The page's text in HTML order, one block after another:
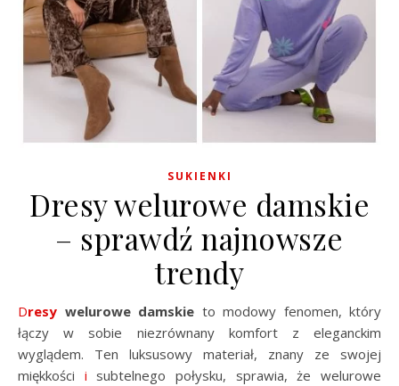
SUKIENKI
Dresy welurowe damskie
– sprawdź najnowsze
trendy
Dresy welurowe damskie to modowy fenomen, który
łączy w sobie niezrównany komfort z eleganckim
wyglądem. Ten luksusowy materiał, znany ze swojej
miękkości i subtelnego połysku, sprawia, że welurowe